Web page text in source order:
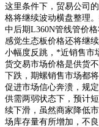
这里条件下，贸易公司
格将继续波动横盘整理
中后期L360N管线管价
感觉生态板价格还将继
小幅度反跳，*近销售市
货交易市场价格是供货
下跌，期螺销售市场都
促进市场信心奔溃，规
供需两弱状态下，预计
续下滑，虽然商家降低
场库存量有所增加，不